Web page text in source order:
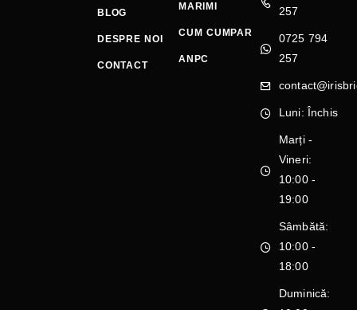
BLOG
DESPRE NOI
CONTACT
MARIMI
CUM CUMPAR
ANPC
257
0725 794
257
Luni: Închis
Marți -
Vineri:
10:00 -
19:00
Sâmbătă:
10:00 -
18:00
Duminică: